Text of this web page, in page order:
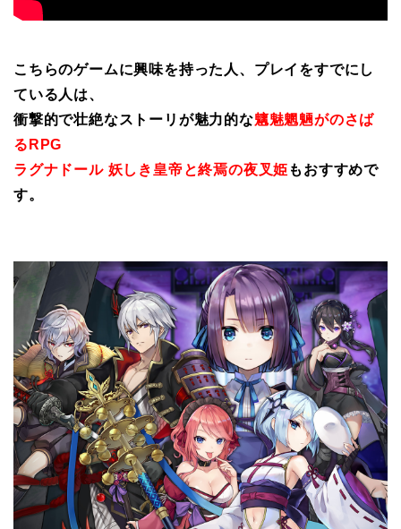
こちらのゲームに興味を持った人、プレイをすでにし
ている人は、
衝撃的で壮絶なストーリが魅力的な魑魅魍魎がのさば
るRPG
ラグナドール 妖しき皇帝と終焉の夜叉姫 もおすすめで
す。